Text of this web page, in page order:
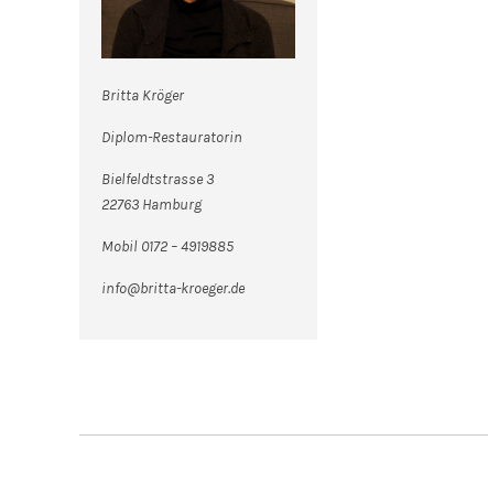
Britta Kröger
Diplom-Restauratorin
Bielfeldtstrasse 3
22763 Hamburg
Mobil 0172 – 4919885
info@britta-kroeger.de